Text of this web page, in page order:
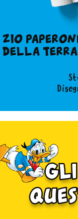
ZIO
DELLA
gli